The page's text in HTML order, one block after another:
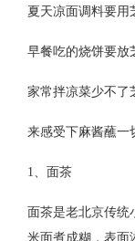
夏天凉面调料要用
早餐吃的烧饼要放
家常拌凉菜少不了
来感受下麻酱蘸一
1、面茶
面茶是老北京传统
米面煮成糊，表面